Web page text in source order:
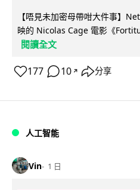
【唔見未加密母帶咁大件事】
映的 Nicolas Cage 電影《
閱讀全文
177 10 ↗ 分享
人工智能
Vin 1 日